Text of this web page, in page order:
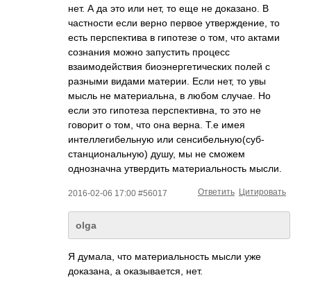
нет. А да это или нет, то еще не доказано. В
частности если верно первое утверждение, то
есть перспектива в гипотезе о том, что актами
сознания можно запустить процесс
взаимодействия биоэнергетически­х полей с
разными видами материи. Если нет, то увы
мысль не материальна, в любом случае. Но
если это гипотеза перспективна, то это не
говорит о том, что она верна. Т.е имея
интеллегибельную или сенсибельную(суб­
станциональную)­ душу, мы не сможем
однозначна утвердить материальность мысли.
2016-02-06 17:00 #56017 Цитировать
Ответить
olga
Я думала, что материальность мысли уже
доказана, а оказывается, нет.